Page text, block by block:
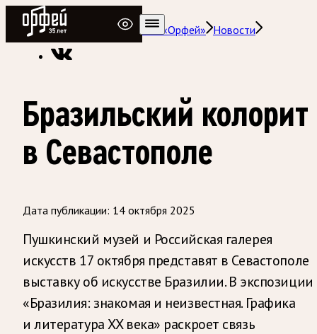
Радио Орфей
Радио классической музыки «Орфей» Новости
Бразильский колорит
в Севастополе
Дата публикации: 14 октября 2025
Пушкинский музей и Российская галерея
искусств 17 октября представят в Севастополе
выставку об искусстве Бразилии. В экспозиции
«Бразилия: знакомая и неизвестная. Графика
и литература XX века» раскроет связь